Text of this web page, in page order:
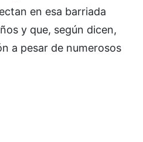
en esa barriada
y que, según dicen,
a pesar de numerosos